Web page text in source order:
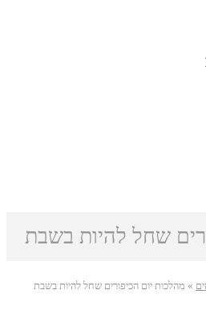
שחל להיות בשבת
» מהלכות יום הכיפורים שחל להיות בשבת